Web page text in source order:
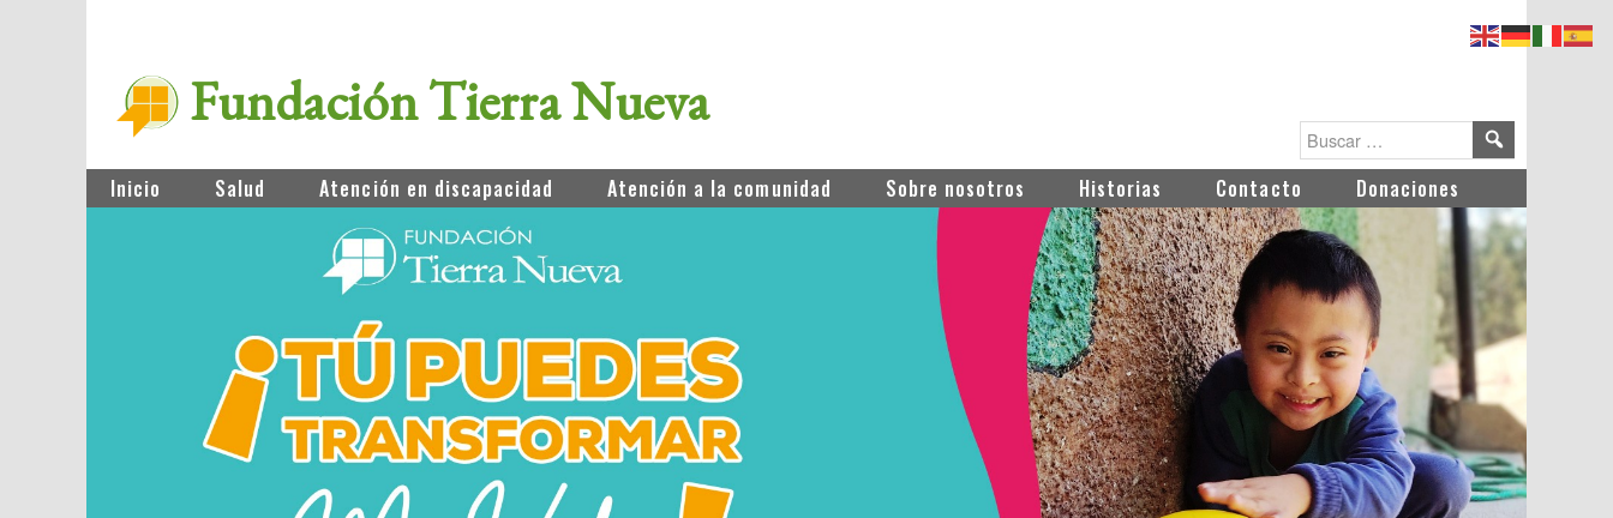
Fundación Tierra Nueva
Inicio Salud Atención en discapacidad Atención a la comunidad Sobre nosotros Historias Contacto Donaciones